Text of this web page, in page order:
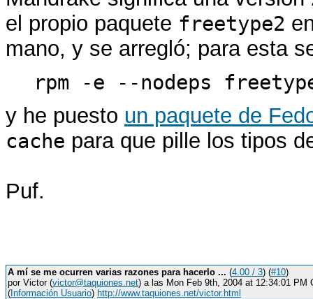
el propio paquete freetype2
mano, y se arregló; para esta
rpm -e --nodeps
y he puesto un paquete de
cache para que pille los tipos
Puf.
A mí se me ocurren varias razones para hacerlo ... (4.00 / 3) (#10)
por Victor (victor@taquiones.net) a las Mon Feb 9th, 2004 at 12:34:01 PM
( Información Usuario) http://www.taquiones.net/victor.html